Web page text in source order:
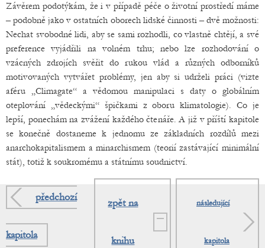
Závěrem podotýkám, že i v případě péče o životní prostředí máme
– podobně jako v ostatních oborech lidské činnosti – dvě možnosti:
Nechat svobodné lidi, aby se sami rozhodli, co vlastně chtějí, a své
preference vyjádřili na volném trhu; nebo lze rozhodování o
vzácných zdrojích svěřit do rukou vlád a různých odborníků
motivovaných vytvářet problémy, jen aby si udrželi práci (vizte
aféru „Climagate“ a vědomou manipulaci s daty o globálním
oteplování „vědeckými“ špičkami z oboru klimatologie). Co je
lepší, ponechám na zvážení každého čtenáře. A již v příští kapitole
se konečně dostaneme k jednomu ze základních rozdílů mezi
anarchokapitalismem a minarchismem (teorií zastávající minimální
stát), totiž k soukromému a státnímu soudnictví.
předchozí
kapitola
zpět na
knihu
následující
kapitola